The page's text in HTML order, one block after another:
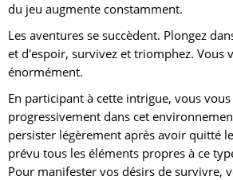
du jeu augmente constamment.
Les aventures se succèdent. Plongez
et d'espoir, survivez et triomphez. Vous
énormément.
En participant à cette intrigue, vous
progressivement dans cet
persister légèrement après avoir quitté
prévu tous les éléments propres à ce
Pour manifester vos désirs de survivre,